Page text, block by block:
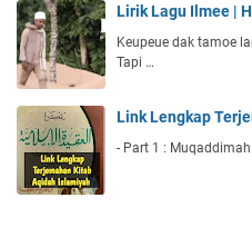
Lirik Lagu Ilmee |
Keupeue dak tamoe
Tapi …
Link Lengkap
- Part 1 :